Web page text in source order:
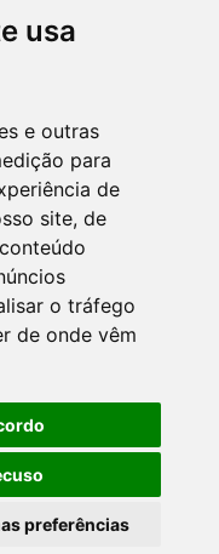
usa
e outras
para
de
site, de
o tráfego
de onde vêm
preferências
do SFN
Bancária
Nacional de
Cosif-e